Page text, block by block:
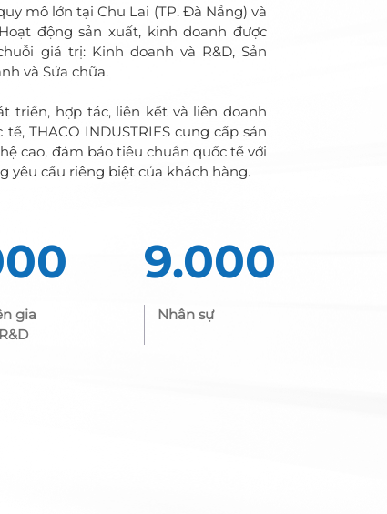
mô lớn tại Chu Lai (TP. Đà Nẵng) và
động sản xuất, kinh doanh được
giá trị: Kinh doanh và R&D, Sản
và Sửa chữa.
triển, hợp tác, liên kết và liên doanh
THACO INDUSTRIES cung cấp sản
cao, đảm bảo tiêu chuẩn quốc tế với
yêu cầu riêng biệt của khách hàng.
gia
9.000
Nhân sự